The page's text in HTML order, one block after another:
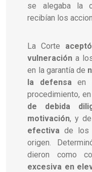
se alegaba la
recibían los
La Corte
vulneración a
en la garantía de
la defensaen
procedimiento,
de debida
motivación, y
efectiva de los
origen.
dieron como
excesiva en